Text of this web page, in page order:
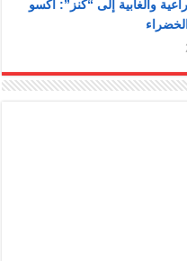
والغابية إلى “كنز”: أكسو